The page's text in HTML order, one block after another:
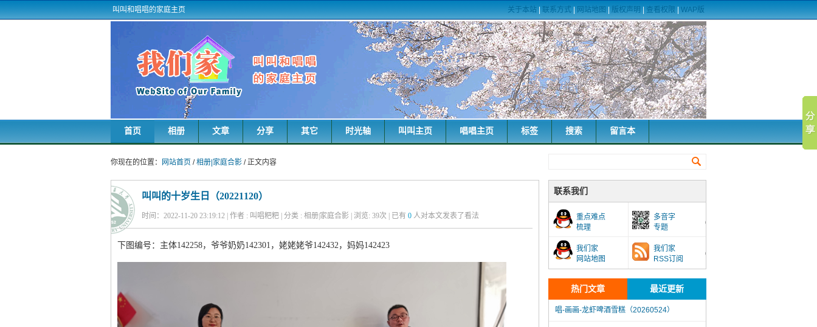
关于本站 联系方式 网站地图 版权声明 查看权限 WAP版
叫叫和唱唱的家庭主页
首页 相册 文章 分享 其它 时光轴 叫叫主页 唱唱主页 标签 搜索 留言本
你现在的位置： 网站首页 /相册|家庭合影 / 正文内容
叫叫的十岁生日（20221120）
时间：2022-11-20 23:19:12 | 作者 : 叫唱粑粑 | 分类 : 相册|家庭合影 | 浏览: 39次 | 已有 0 人对本文发表了看法
下图编号：主体142258，爷爷奶奶142301，姥姥姥爷142432，妈妈142423
联系我们
重点难点
梳理
多音字
专题
我们家
网站地图
我们家
RSS订阅
热门文章 最近更新
唱-画画-龙虾啤酒雪糕（20260524）